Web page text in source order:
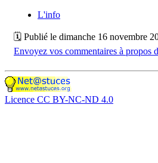
L'info
🗓 Publié le dimanche 16 novembre
Envoyez vos commentaires à propos
Licence CC BY-NC-ND 4.0